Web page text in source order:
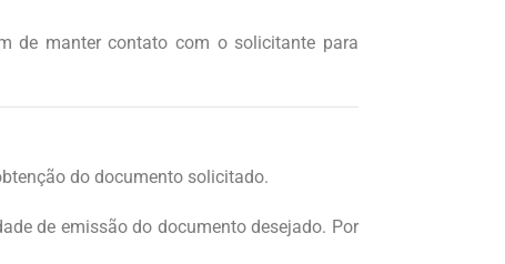
de manter contato com o solicitante para
do documento solicitado.
de emissão do documento desejado. Por